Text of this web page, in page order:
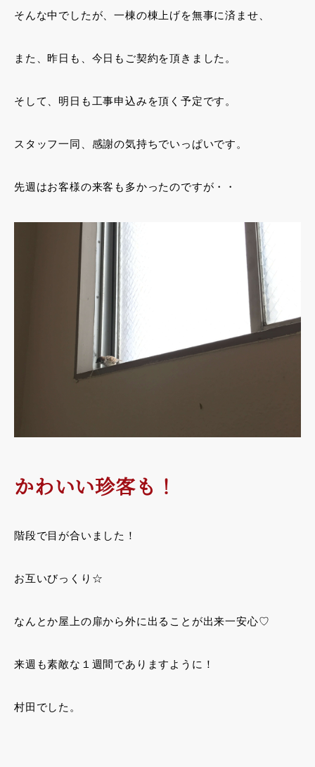
そんな中でしたが、一棟の棟上げを無事に済ませ、
また、昨日も、今日もご契約を頂きました。
そして、明日も工事申込みを頂く予定です。
スタッフ一同、感謝の気持ちでいっぱいです。
先週はお客様の来客も多かったのですが・・
かわいい珍客も！
階段で目が合いました！
お互いびっくり☆
なんとか屋上の扉から外に出ることが出来一安心♡
来週も素敵な１週間でありますように！
村田でした。